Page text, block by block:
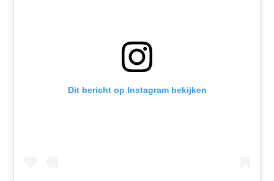
Dit bericht op Instagram bekijken